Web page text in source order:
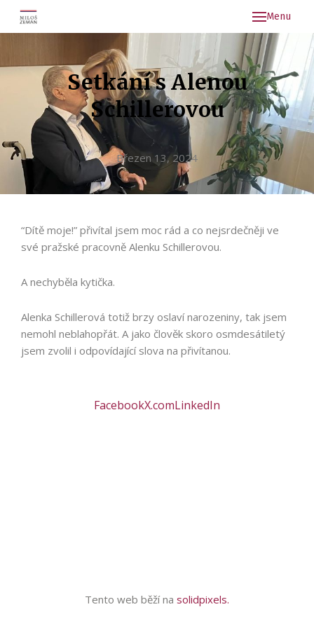
Menu
Setkání s Alenou
Schillerovou
Březen 13, 2024
“Dítě moje!” přivítal jsem moc rád a co nejsrdečněji ve
své pražské pracovně Alenku Schillerovou.
A nechyběla kytička.
Alenka Schillerová totiž brzy oslaví narozeniny, tak jsem
nemohl neblahopřát. A jako člověk skoro osmdesátiletý
jsem zvolil i odpovídající slova na přivítanou.
FacebookX.comLinkedIn
Tento web běží na solidpixels.